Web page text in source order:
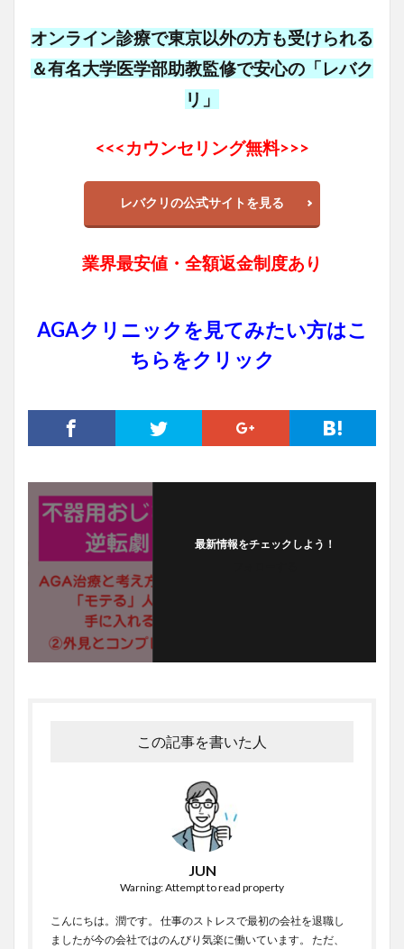
オンライン診療で東京以外の方も受けられる
＆有名大学医学部助教監修で安心の「レバク
リ」
<<<カウンセリング無料>>>
レバクリの公式サイトを見る
業界最安値・全額返金制度あり
AGAクリニックを見てみたい方はこ
ちらをクリック
最新情報をチェックしよう！
この記事を書いた人
JUN
Warning: Attempt to read property
こんにちは。潤です。 仕事のストレスで最初の会社を退職し
ましたが今の会社ではのんびり気楽に働いています。 ただ、